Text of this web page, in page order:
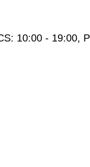
10:00 - 19:00,